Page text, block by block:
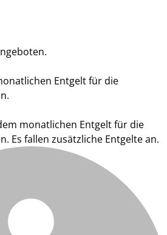
Entgelt für die
monatlichen Entgelt für die
Es fallen zusätzliche Entgelte an.